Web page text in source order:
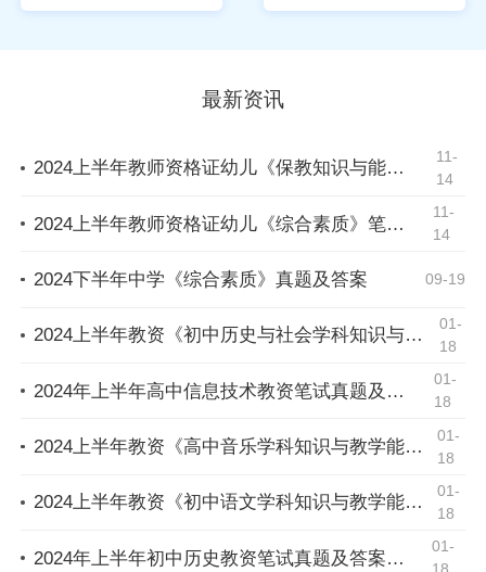
最新资讯
2024上半年教师资格证幼儿《保教知识与能力》笔试真题及答案
11-
14
2024上半年教师资格证幼儿《综合素质》笔试真题及答案
11-
14
2024下半年中学《综合素质》真题及答案 09-19
2024上半年教资《初中历史与社会学科知识与教学能力》真题（考后更新）
01-
18
2024年上半年高中信息技术教资笔试真题及答案（考后更新）
01-
18
2024上半年教资《高中音乐学科知识与教学能力》真题（考后更新）
01-
18
2024上半年教资《初中语文学科知识与教学能力》真题（考后更新）
01-
18
2024年上半年初中历史教资笔试真题及答案（考后更新）
01-